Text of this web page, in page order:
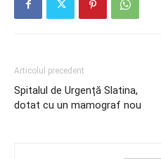
Articolul precedent
Spitalul de Urgență Slatina,
dotat cu un mamograf nou